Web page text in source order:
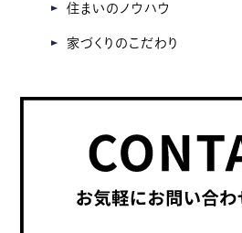
住まいのノウハウ
家づくりのこだわり